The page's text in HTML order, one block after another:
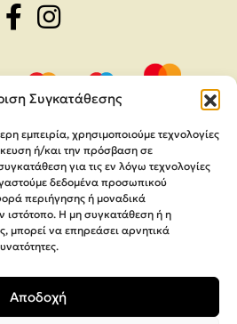
Συγκατάθεσης
εμπειρία, χρησιμοποιούμε τεχνολογίες
ή/και την πρόσβαση σε
για τις εν λόγω τεχνολογίες
δεδομένα προσωπικού
περιήγησης ή μοναδικά
ιστότοπο. Η μη συγκατάθεση ή η
μπορεί να επηρεάσει αρνητικά
Αποδοχή
Interactive Net Solutions